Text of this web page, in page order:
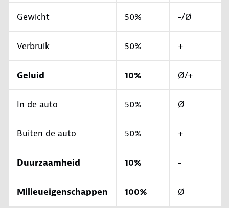
Gewicht 50% -/Ø
Verbruik 50% +
Geluid 10% Ø/+
In de auto 50% Ø
Buiten de auto 50% +
Duurzaamheid 10% -
Milieueigenschappen 100% Ø